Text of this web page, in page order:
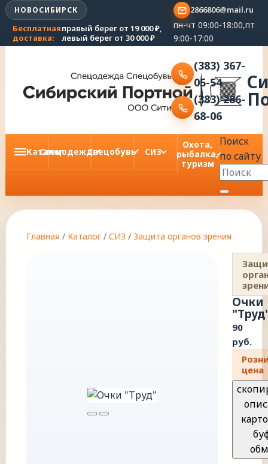
Каталог
СпецодеждаСпецобувь СИЗ
Охота,
рыбалка,
туризм
Поиск
по сайту
НОВОСИБИРСК
Бесплатная
доставка:
правый берег от 19 000 ₽,
левый берег от 30 000 ₽
2866806@mail.ru
пн-чт 09:00-18:00,пт
9:00-17:00
(383) 367-
05-54
(383) 286-
68-06
Главная / Каталог / СИЗ / Защита органов зрения
Очки
90
руб.
цена